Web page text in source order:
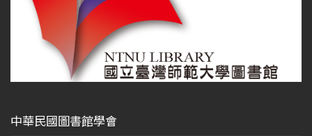
中華民國圖書館學會